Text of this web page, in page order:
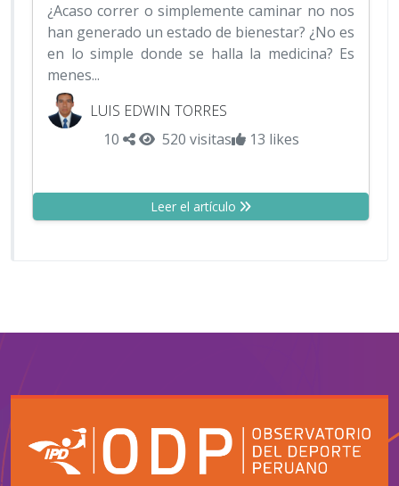
¿Acaso correr o simplemente caminar no nos
han generado un estado de bienestar? ¿No es
en lo simple donde se halla la medicina? Es
menes...
LUIS EDWIN TORRES
10
520 visitas 13 likes
Leer el artículo